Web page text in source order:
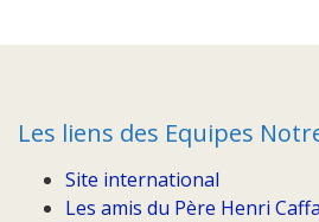
Les liens des Equipes
Site international
Les amis du Père Henri